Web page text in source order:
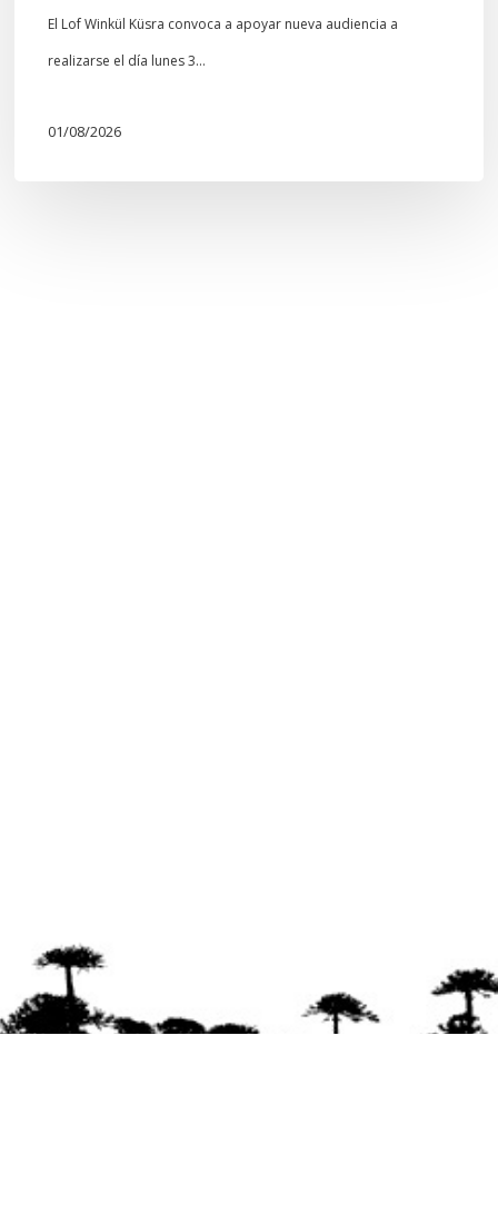
El Lof Winkül Küsra convoca a apoyar nueva audiencia a
realizarse el día lunes 3…
01/08/2026